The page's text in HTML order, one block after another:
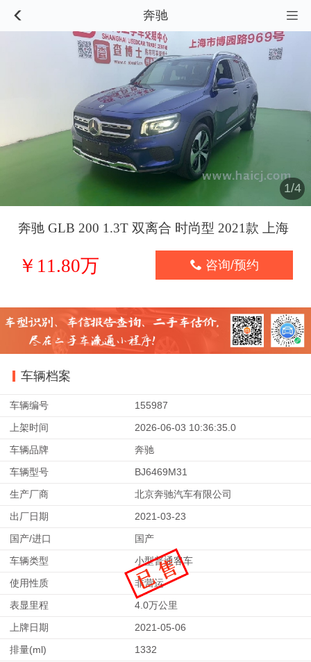
 奔驰 
1/4
奔驰 GLB 200 1.3T 双离合 时尚型 2021款 上海
￥11.80万  咨询/预约
车辆档案
车辆编号
155987
上架时间
2026-06-03 10:36:35.0
车辆品牌
奔驰
车辆型号
BJ6469M31
生产厂商
北京奔驰汽车有限公司
出厂日期
2021-03-23
国产/进口
国产
车辆类型
小型普通客车
使用性质
非营运
表显里程
4.0万公里
上牌日期
2021-05-06
排量(ml)
1332